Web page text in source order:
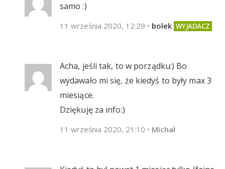
samo :)
11 września 2020, 12:29 • bolek
Acha, jeśli tak, to w porządku:) Bo
wydawało mi się, że kiedyś to były max 3
miesiące.
Dziękuję za info:)
11 września 2020, 21:10 • Michał